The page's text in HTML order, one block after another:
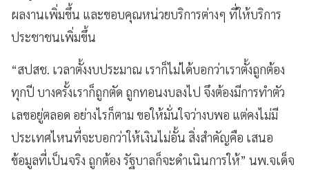
ผลงานเพิ่มขึ้น และขอบคุณหน่วยบริการต่างๆ ที่ให้บริการ
ประชาชนเพิ่มขึ้น
“สปสช. เวลาตั้งงบประมาณ เราก็ไม่ได้บอกว่าเราตั้งถูกต้อง
ทุกปี บางครั้งเราก็ถูกตัด ถูกทอนงบลงไป จึงต้องมีการทำตัว
เลขอยู่ตลอด อย่างไรก็ตาม ขอให้มั่นใจว่างบพอ แต่คงไม่มี
ประเทศไหนที่จะบอกว่าให้เงินไม่อั้น สิ่งสำคัญคือ เสนอ
ข้อมูลที่เป็นจริง ถูกต้อง รัฐบาลก็จะดำเนินการให้” นพ.จเด็จ